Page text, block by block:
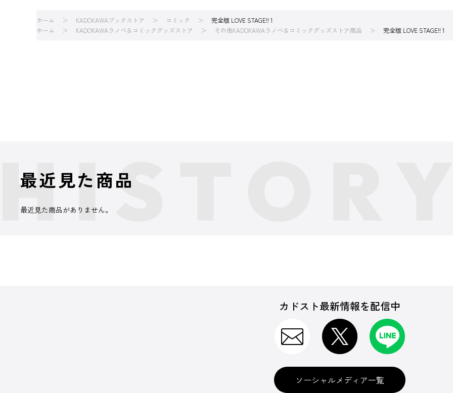
ホーム KADOKAWAブックストア コミック
完全版 LOVE STAGE!! 1
ホーム
KADOKAWAラノベ＆コミックグッズストア その他KADOKAWAラノベ＆コミックグッズストア商品 完全版 LOVE STAGE!! 1
最近見た商品
最近見た商品がありません。
カドスト最新情報を配信中
ソーシャルメディア一覧